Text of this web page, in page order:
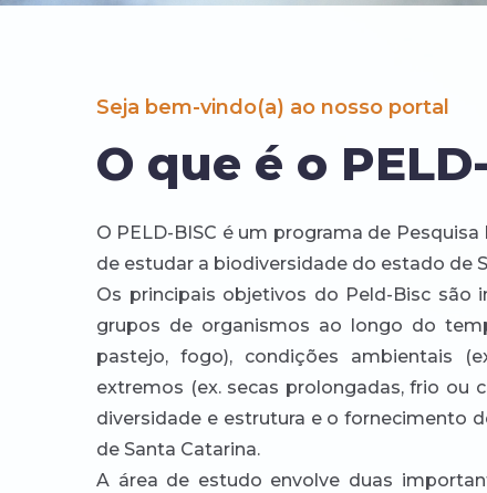
Seja bem-vindo(a) ao nosso portal
O que é o
O PELD-BISC é um programa de
de estudar a biodiversidade do estado de
Os principais objetivos do Peld-Bisc são
grupos de organismos ao longo do
pastejo, fogo), condições ambientais
extremos (ex. secas prolongadas, frio ou
diversidade e estrutura e o fornecimento
de Santa Catarina.
A área de estudo envolve duas